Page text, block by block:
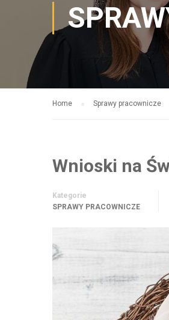
Home Sprawy pracownicze
Wnioski na
Kategorie
SPRAWY PRACOWNICZE